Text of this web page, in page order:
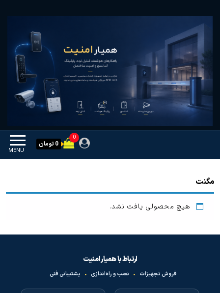
همیار امنیت
MENU
0
0 تومان
مگنت
هیچ محصولی یافت نشد.
ارتباط با همیار امنیت
فروش تجهیزات • نصب و راه‌اندازی • پشتیبانی فنی